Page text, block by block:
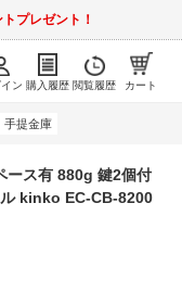
プレゼント！
ン 購入履歴 閲覧履歴 カート
手提金庫
ース有 880g 鍵2個付
kinko EC-CB-8200